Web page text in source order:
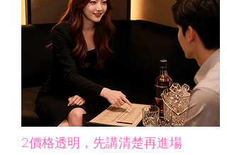
2.價格透明，先講清楚再進場